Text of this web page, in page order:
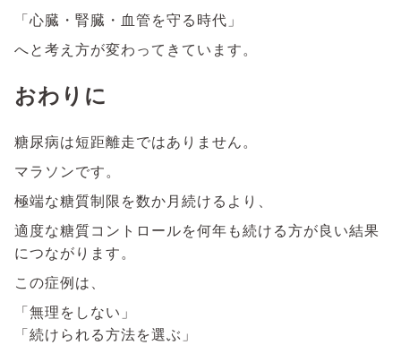
「心臓・腎臓・血管を守る時代」
へと考え方が変わってきています。
おわりに
糖尿病は短距離走ではありません。
マラソンです。
極端な糖質制限を数か月続けるより、
適度な糖質コントロールを何年も続ける方が良い結果
につながります。
この症例は、
「無理をしない」
「続けられる方法を選ぶ」